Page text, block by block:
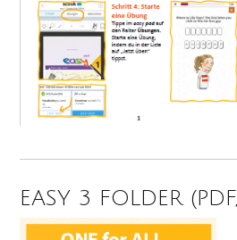
EASY 3 FOLDER